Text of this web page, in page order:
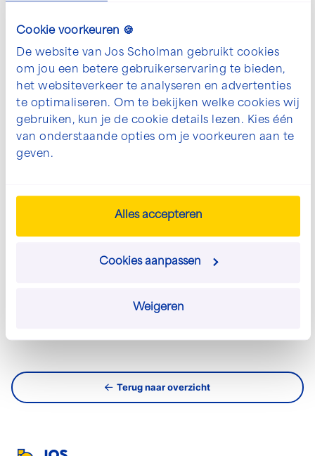
Cookie voorkeuren 🍪
De website van Jos Scholman gebruikt cookies
om jou een betere gebruikerservaring te bieden,
het websiteverkeer te analyseren en advertenties
te optimaliseren. Om te bekijken welke cookies wij
gebruiken, kun je de cookie details lezen. Kies één
van onderstaande opties om je voorkeuren aan te
geven.
Alles accepteren
Cookies aanpassen
Weigeren
De mogelijkheden voor jouw
project bespreken?
We denken graag met je mee. Neem contact
met ons op om jouw wensen te bespreken.
Neem direct contact op
Terug naar overzicht